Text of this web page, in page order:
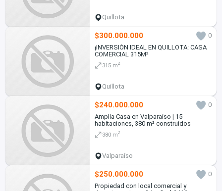
Quillota
$300.000.000
0
¡INVERSIÓN IDEAL EN QUILLOTA: CASA
COMERCIAL 315M²
315 m2
Quillota
$240.000.000
0
Amplia Casa en Valparaíso | 15
habitaciones, 380 m² construidos
380 m2
Valparaíso
$250.000.000
0
Propiedad con local comercial y